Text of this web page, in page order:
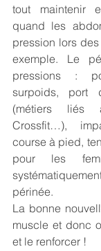
tout maintenir
quand les
pression lors
exemple. Le
pressions :
surpoids, port
(métiers liés
Crossfit…),
course à pied,
pour les
périnée.
La bonne
muscle et donc
et le renforcer !